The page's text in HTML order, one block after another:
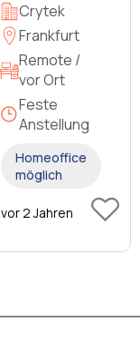
Crytek
Frankfurt
Remote /
vor Ort
Feste
Anstellung
Homeoffice
möglich
vor 2 Jahren